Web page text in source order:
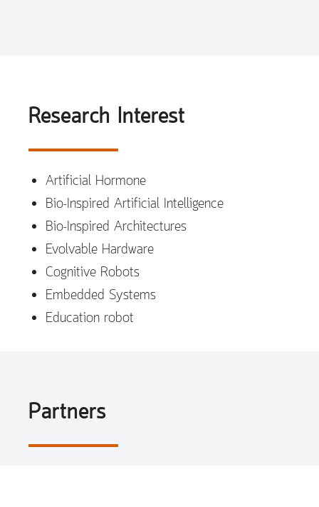
Research Interest
Artificial Hormone
Bio-Inspired Artificial Intelligence
Bio-Inspired Architectures
Evolvable Hardware
Cognitive Robots
Embedded Systems
Education robot
Partners